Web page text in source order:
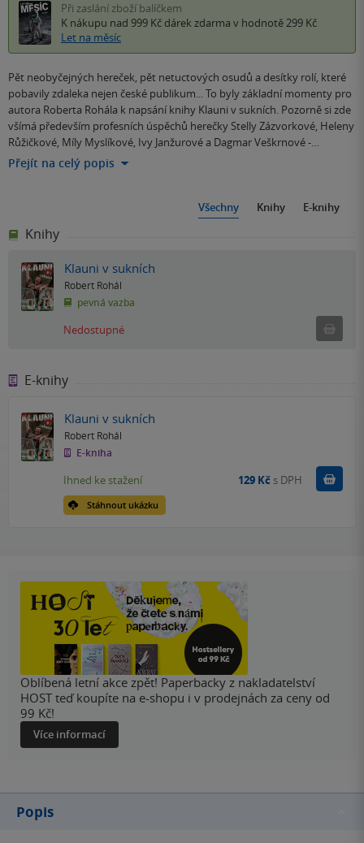
Při zaslání zboží balíčkem
K nákupu nad 999 Kč dárek zdarma v hodnotě 299 Kč
Let na měsíc
Pět neobyčejných hereček, pět netuctových osudů a desítky rolí, které
pobavily zdaleka nejen české publikum... To byly základní momenty pro
autora Roberta Rohála k napsání knihy Klauni v sukních. Pozorně si zde
všímá především profesních úspěchů herečky Stelly Zázvorkové, Heleny
Růžičkové, Míly Myslíkové, Ivy Janžurové a Dagmar Veškrnové -…
Přejít na celý popis
Všechny Knihy E-knihy
Knihy
Klauni v sukních
Robert Rohál
pevná vazba
Nedostupné
E-knihy
Klauni v sukních
Robert Rohál
E-kniha
Stáhnout ukázku
Ihned ke stažení 129 Kč s DPH Koupit
Oblíbená letní akce zpět! Paperbacky z nakladatelství
HOST teď koupíte na e-shopu i v prodejnách za ceny od
99 Kč!
Více informací
Popis